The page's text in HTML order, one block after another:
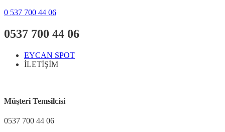
0 537 700 44 06
0537 700 44 06
EYCAN SPOT
İLETİŞİM
Müşteri Temsilcisi
0537 700 44 06